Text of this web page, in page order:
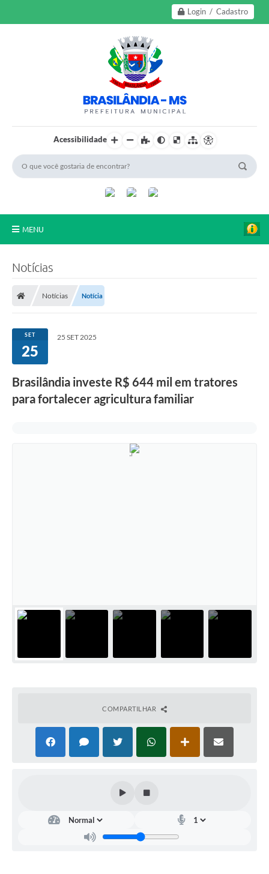
Login / Cadastro
Acessibilidade
MENU
Transparência
Câmara Municipal
e-SIC
Contato
Notícias
Notícias Notícia
SET
25
25 SET 2025
Brasilândia investe R$ 644 mil em tratores
para fortalecer agricultura familiar
COMPARTILHAR